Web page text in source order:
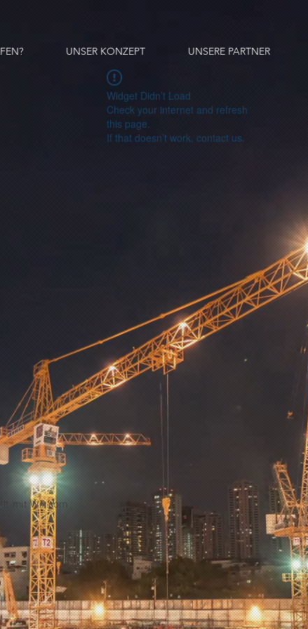
UNSER KONZEPT UNSERE PARTNER
Widget Didn’t Load
Check your internet and refresh
this page.
If that doesn’t work, contact us.
mitWix.com